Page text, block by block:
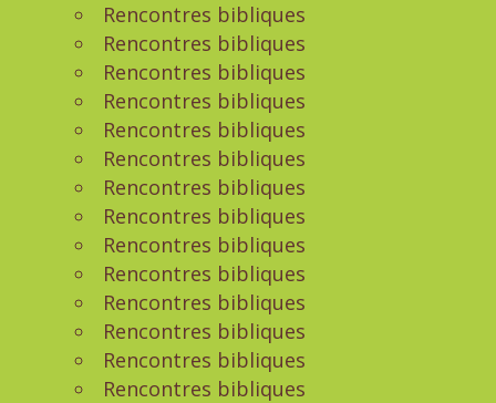
Rencontres bibliques
Rencontres bibliques
Rencontres bibliques
Rencontres bibliques
Rencontres bibliques
Rencontres bibliques
Rencontres bibliques
Rencontres bibliques
Rencontres bibliques
Rencontres bibliques
Rencontres bibliques
Rencontres bibliques
Rencontres bibliques
Rencontres bibliques